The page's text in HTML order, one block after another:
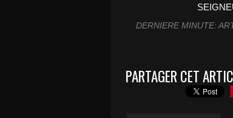
DERNIERE MINUTE:
PARTAGER CET